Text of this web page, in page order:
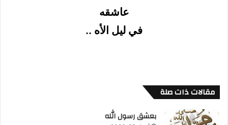
عاشقه
في ليل الأه ..
مقالات ذات صلة
بعشق رسول الله